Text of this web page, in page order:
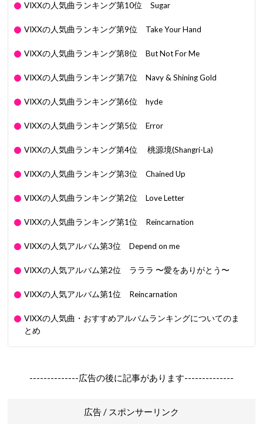
VIXXの人気曲ランキング第10位 Sugar
VIXXの人気曲ランキング第9位 Take Your Hand
VIXXの人気曲ランキング第8位 But Not For Me
VIXXの人気曲ランキング第7位 Navy & Shining Gold
VIXXの人気曲ランキング第6位 hyde
VIXXの人気曲ランキング第5位 Error
VIXXの人気曲ランキング第4位 桃源境(Shangri-La)
VIXXの人気曲ランキング第3位 Chained Up
VIXXの人気曲ランキング第2位 Love Letter
VIXXの人気曲ランキング第1位 Reincarnation
VIXXの人気アルバム第3位 Depend on me
VIXXの人気アルバム第2位 ラララ 〜愛をありがとう〜
VIXXの人気アルバム第1位 Reincarnation
VIXXの人気曲・おすすめアルバムランキングについてのま
とめ
--------------広告の後に記事があります--------------
広告 / スポンサーリンク